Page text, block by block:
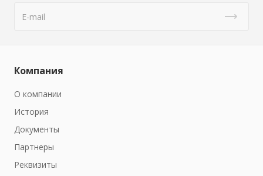
Компания
О компании
История
Документы
Партнеры
Реквизиты